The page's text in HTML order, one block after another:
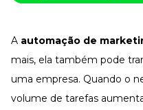
Capacitação com
Recursos Humanos
Fortaleça a cultura
A automação de
mais, ela também pode
uma empresa. Quando o
volume de tarefas